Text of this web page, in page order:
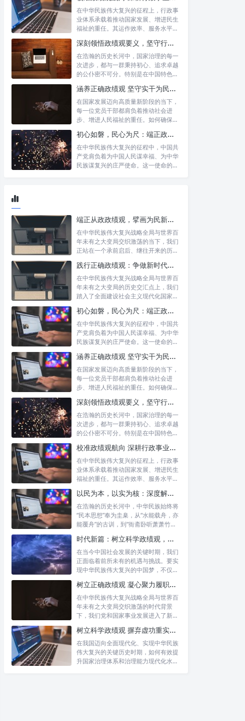
在中华民族伟大复兴的征程上，行政事
业体系承载着推动国家发展、增进民生
福祉的重任。其运作效率、服务水平乃
深刻领悟政绩观要义，坚守行政事业初心：新时代公仆的使命与担当
在浩瀚的历史长河中，国家治理的每一
次进步，都与一群秉持初心、追求卓越
的公仆密不可分。特别是在中国特色社
涵养正确政绩观 坚守实干为民情怀：新时代干部成长的双重基石
在国家发展迈向高质量新阶段的当下，
每一位党员干部都肩负着推动社会进
步、增进人民福祉的重任。如何确保我
初心如磐，民心为尺：端正政绩价值取向，砥砺为民服务初心的新时代答卷
在中华民族伟大复兴的征程中，中国共
产党肩负着为中国人民谋幸福、为中华
民族谋复兴的庄严使命。这一使命的实
端正从政政绩观，擘画为民新篇章：勇担时代新使命的责任与自觉
在中华民族伟大复兴战略全局与世界百
年未有之大变局交织激荡的当下，我们
正站在一个承前启后、继往开来的历史
践行正确政绩观：争做新时代人民信赖的合格公职人员
在中华民族伟大复兴战略全局与世界百
年未有之大变局的历史交汇点上，我们
踏入了全面建设社会主义现代化国家的
初心如磐，民心为尺：端正政绩价值取向，砥砺为民服务初心的新时代答卷
在中华民族伟大复兴的征程中，中国共
产党肩负着为中国人民谋幸福、为中华
民族谋复兴的庄严使命。这一使命的实
涵养正确政绩观 坚守实干为民情怀：新时代干部成长的双重基石
在国家发展迈向高质量新阶段的当下，
每一位党员干部都肩负着推动社会进
步、增进人民福祉的重任。如何确保我
深刻领悟政绩观要义，坚守行政事业初心：新时代公仆的使命与担当
在浩瀚的历史长河中，国家治理的每一
次进步，都与一群秉持初心、追求卓越
的公仆密不可分。特别是在中国特色社
校准政绩观航向 深耕行政事业本职：新时代高质量发展的核心密码
在中华民族伟大复兴的征程上，行政事
业体系承载着推动国家发展、增进民生
福祉的重任。其运作效率、服务水平乃
以民为本，以实为核：深度解析坚守为民初心与正确政绩观念的融合路径
在浩瀚的历史长河中，中华民族始终将
“民本思想”奉为圭臬，从“水能载舟，亦
能覆舟”的古训，到“衙斋卧听萧萧竹，
时代新篇：树立科学政绩观，摒弃虚功重实绩，迈向高质量发展
在当今中国社会发展的关键时期，我们
正面临着前所未有的机遇与挑战。要实
现中华民族伟大复兴的中国梦，不仅需
树立正确政绩观 凝心聚力履职尽责：新时代干事创业的根本遵循
在中华民族伟大复兴战略全局与世界百
年未有之大变局交织激荡的时代背景
下，我们党和国家事业发展进入了新的
树立科学政绩观 摒弃虚功重实绩：迈向高质量发展的必由之路
在我国迈向全面现代化、实现中华民族
伟大复兴的关键历史时期，如何有效提
升国家治理体系和治理能力现代化水